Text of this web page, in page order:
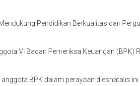
Pendidikan Berkualitas dan
VI Badan Pemeriksa Keuangan (BPK)
BPK dalam perayaan diesnatalis ini